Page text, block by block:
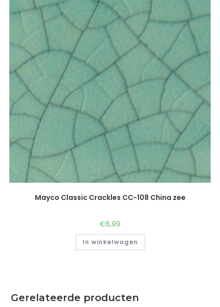
Mayco Classic Crackles CC-108 China zee
€6,99
In winkelwagen
Gerelateerde producten